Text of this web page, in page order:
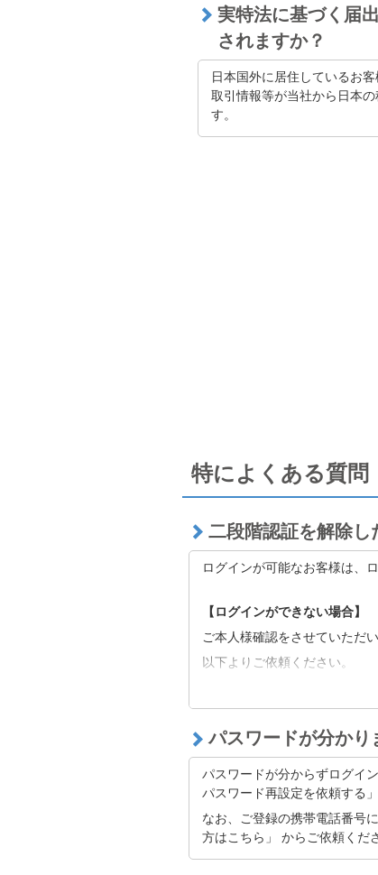
実特法に基づく届
されますか？
日本国外に居住しているお
取引情報等が当社から日本
す。
特によくある質問
二段階認証を解除し
ログインが可能なお客様は、
【ログインができない場合】
ご本人様確認をさせていただ
以下よりご依頼ください。
※二段階認証解除後も当社の
たはキャリア側に起因する可
「@bitflyer.com」「
フィルタリング設定に当社が
迷惑メールフォルダに振り分
パスワードが分かり
パスワードが分からずログイ
パスワード再設定を依頼する
なお、ご登録の携帯電話番号
方はこちら」 からご依頼くだ